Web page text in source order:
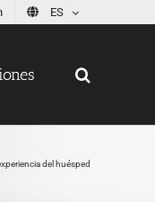
ES
del huésped